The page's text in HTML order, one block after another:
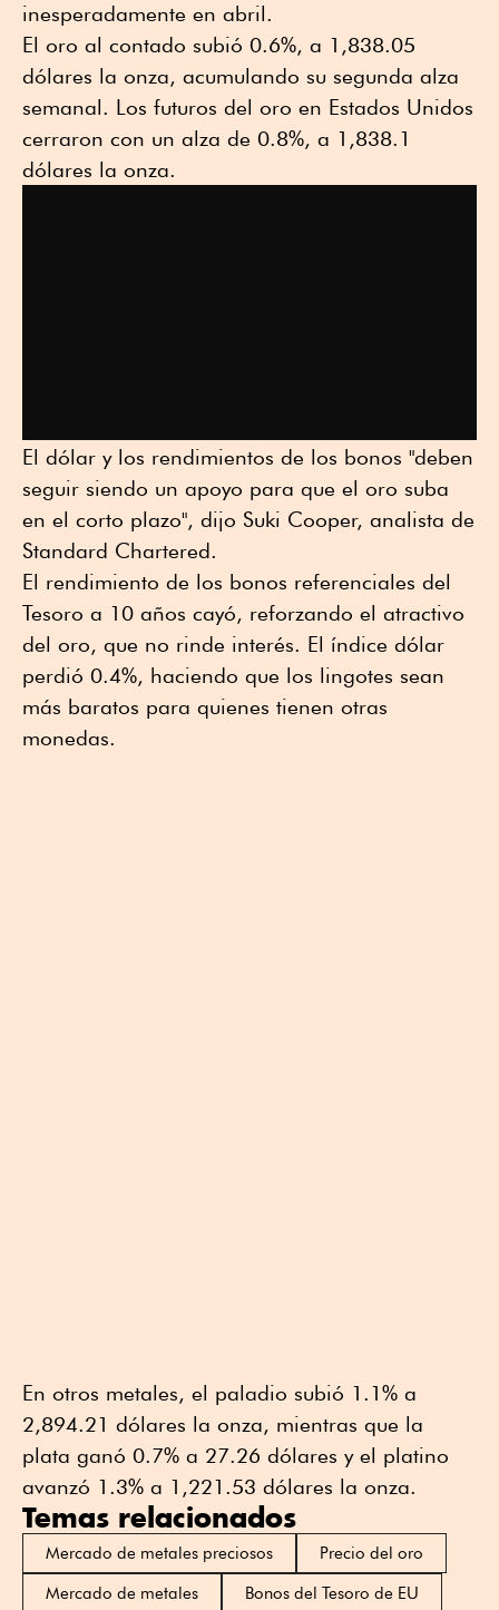
inesperadamente en abril.
El oro al contado subió 0.6%, a 1,838.05
dólares la onza, acumulando su segunda alza
semanal. Los futuros del oro en Estados Unidos
cerraron con un alza de 0.8%, a 1,838.1
dólares la onza.
El dólar y los rendimientos de los bonos "deben
seguir siendo un apoyo para que el oro suba
en el corto plazo", dijo Suki Cooper, analista de
Standard Chartered.
El rendimiento de los bonos referenciales del
Tesoro a 10 años cayó, reforzando el atractivo
del oro, que no rinde interés. El índice dólar
perdió 0.4%, haciendo que los lingotes sean
más baratos para quienes tienen otras
monedas.
En otros metales, el paladio subió 1.1% a
2,894.21 dólares la onza, mientras que la
plata ganó 0.7% a 27.26 dólares y el platino
avanzó 1.3% a 1,221.53 dólares la onza.
Temas relacionados
Mercado de metales preciosos
Precio del oro
Mercado de metales
Bonos del Tesoro de EU